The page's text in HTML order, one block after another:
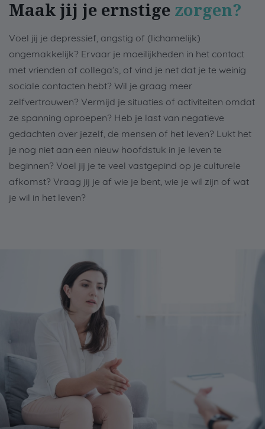
Maak jij je ernstige zorgen?
Voel jij je depressief, angstig of (lichamelijk)
ongemakkelijk? Ervaar je moeilijkheden in het contact
met vrienden of collega’s, of vind je net dat je te weinig
sociale contacten hebt? Wil je graag meer
zelfvertrouwen? Vermijd je situaties of activiteiten omdat
ze spanning oproepen? Heb je last van negatieve
gedachten over jezelf, de mensen of het leven? Lukt het
je nog niet aan een nieuw hoofdstuk in je leven te
beginnen? Voel jij je te veel vastgepind op je culturele
afkomst? Vraag jij je af wie je bent, wie je wil zijn of wat
je wil in het leven?